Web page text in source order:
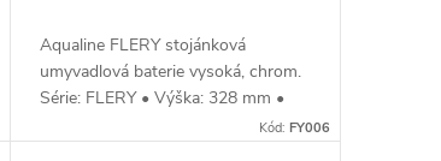
Aqualine FLERY stojánková
umyvadlová baterie vysoká, chrom.
Série: FLERY • Výška: 328 mm •
Barva: Chrom • Materiál: Mosaz •
Kód: FY006